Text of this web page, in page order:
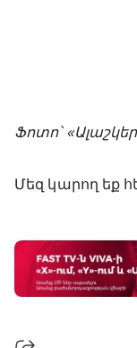
Ֆոտո՝
Մեզ կարող եք